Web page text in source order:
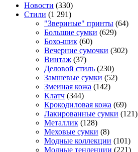
Новости (330)
Стили (1 291)
"Звериные" принты (64)
Большие сумки (629)
Бохо-шик (60)
Вечерние сумочки (302)
Винтаж (37)
Деловой стиль (230)
Замшевые сумки (52)
Змеиная кожа (142)
Клатч (344)
Крокодиловая кожа (69)
Лакированные сумки (121)
Металлик (128)
Меховые сумки (8)
Модные коллекции (101)
Модные тенденции (221)